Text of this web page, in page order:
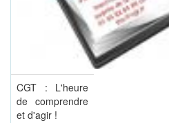
CGT : L'heure
de comprendre
et d'agir !